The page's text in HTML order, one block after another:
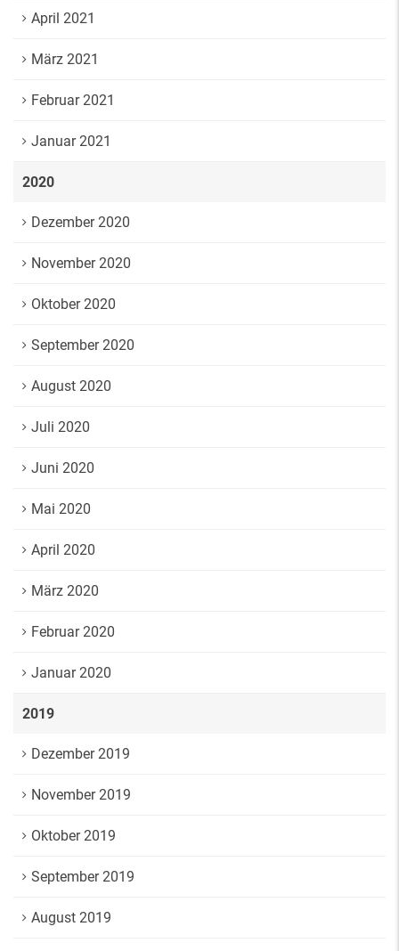
April 2021
März 2021
Februar 2021
Januar 2021
2020
Dezember 2020
November 2020
Oktober 2020
September 2020
August 2020
Juli 2020
Juni 2020
Mai 2020
April 2020
März 2020
Februar 2020
Januar 2020
2019
Dezember 2019
November 2019
Oktober 2019
September 2019
August 2019